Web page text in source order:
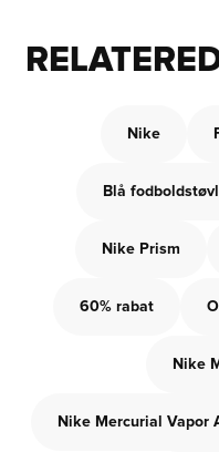
Nike
Blå
Nike Prism
60% rabat
Nike
Nike Mercurial Vapor